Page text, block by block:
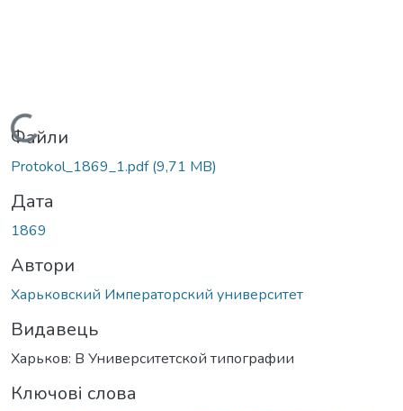
Вантажиться...
Файли
Protokol_1869_1.pdf(9,71 MB)
Дата
1869
Автори
Харьковский Императорский университет
Видавець
Харьков: В Университетской типографии
Ключові слова